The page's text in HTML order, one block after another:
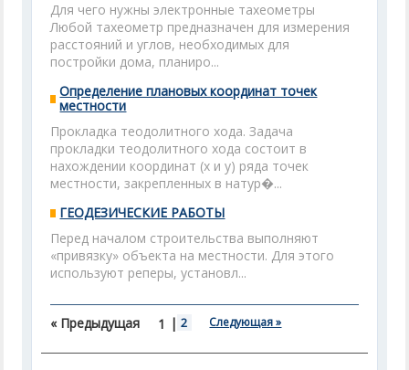
Для чего нужны электронные тахеометры
Любой тахеометр предназначен для измерения
расстояний и углов, необходимых для
постройки дома, планиро...
Определение плановых координат точек
местности
Прокладка теодолитного хода. Задача
прокладки теодолитного хода состоит в
нахождении ко­ординат (х и у) ряда точек
местности, закрепленных в натур�...
ГЕОДЕЗИЧЕСКИЕ РАБОТЫ
Перед началом строительства выполняют
«привязку» объекта на местности. Для этого
используют реперы, установл...
« Предыдущая 1 | 2 Следующая »